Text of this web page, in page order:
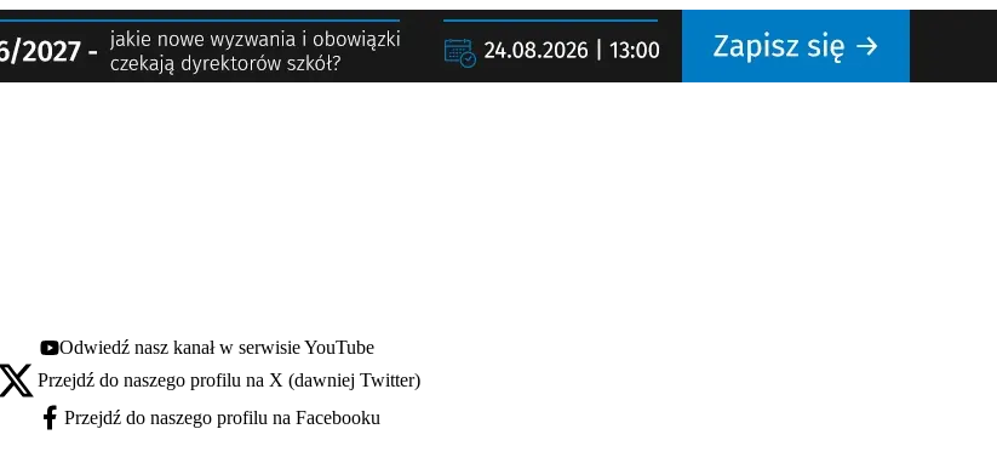
Youtube - otwiera się w nowej karcie
Odwiedź nasz kanał w serwisie YouTube
X - otwiera się w nowej karcie
Przejdź do naszego profilu na X (dawniej Twitter)
Facebook - otwiera się w nowej karcie
Przejdź do naszego profilu na Facebooku